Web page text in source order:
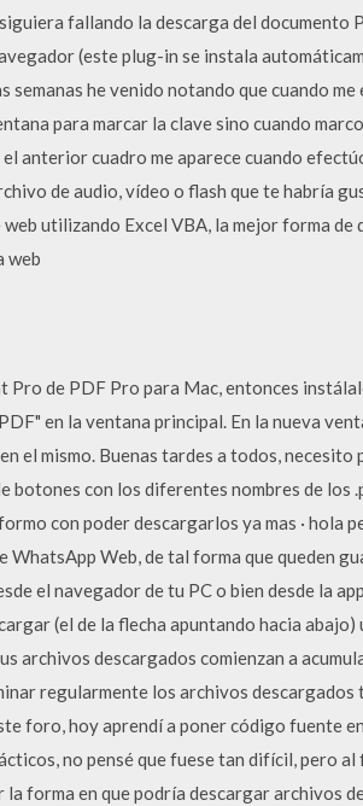
fallando la descarga del documento
(este plug-in se instala
semanas he venido notando que cuando
para marcar la clave sino cuando
anterior cuadro me aparece cuando
de audio, vídeo o flash que te habría
utilizando Excel VBA, la mejor forma de
web
de PDF Pro para Mac, entonces
en la ventana principal. En la nueva
el mismo. Buenas tardes a todos,
botones con los diferentes nombres de los
con poder descargarlos ya mas · hola
Web, de tal forma que queden
el navegador de tu PC o bien desde la
(el de la flecha apuntando hacia
archivos descargados comienzan a
regularmente los archivos
foro, hoy aprendí a poner código fuente
no pensé que fuese tan difícil, pero
forma en que podría descargar archivos